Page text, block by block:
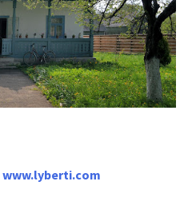
www.lyberti.com